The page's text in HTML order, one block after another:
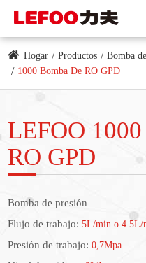
Hogar Productos
Bomba
1000 Bomba De RO GPD
LEFOO
RO GPD
Bomba de presión
Flujo de trabajo:5L/min o 4.5L/
Presión de trabajo:0,7Mpa